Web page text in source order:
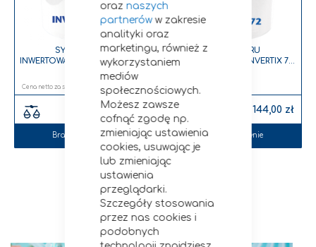
oraz naszych
partneróww zakresie
analityki oraz
marketingu, również z
wykorzystaniem
mediów
społecznościowych.
Możesz zawsze
cofnąć zgodę np.
zmieniając ustawienia
cookies, usuwając je
lub zmieniając
ustawienia
przeglądarki.
Szczegóły stosowania
przez nas cookies i
podobnych
SYROP CUKRU
INWERTOWANEGO INVERTIX 72F
55,50 zł
Brak w magazynie
SYROP CUKRU
INWERTOWANEGO INVERTIX 72
144,00 zł
Brak w magazynie
Przepisy i porady